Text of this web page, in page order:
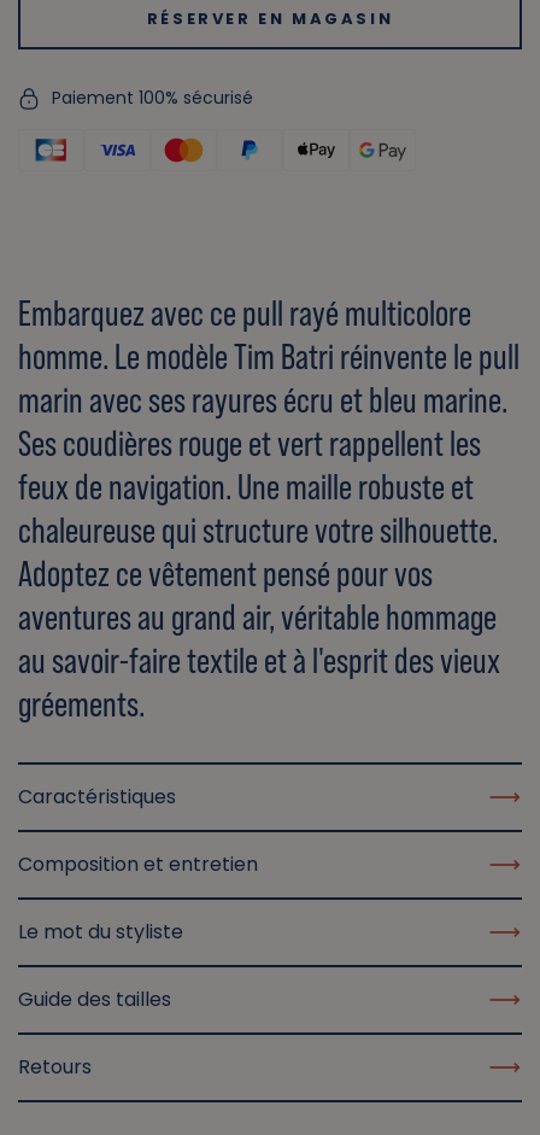
RÉSERVER EN MAGASIN
Paiement 100% sécurisé
Embarquez avec ce pull rayé multicolore
homme. Le modèle Tim Batri réinvente le pull
marin avec ses rayures écru et bleu marine.
Ses coudières rouge et vert rappellent les
feux de navigation. Une maille robuste et
chaleureuse qui structure votre silhouette.
Adoptez ce vêtement pensé pour vos
aventures au grand air, véritable hommage
au savoir-faire textile et à l'esprit des vieux
gréements.
Caractéristiques
Composition et entretien
Le mot du styliste
Guide des tailles
Retours